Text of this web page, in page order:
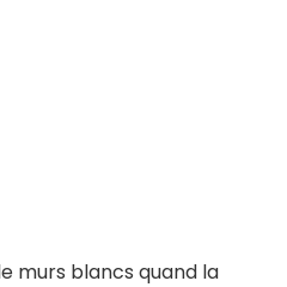
murs blancs quand la